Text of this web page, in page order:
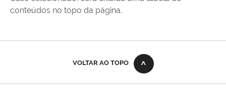
conteúdos no topo da página.
VOLTAR AO TOPO